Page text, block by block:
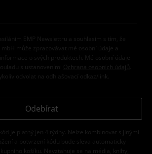
EMP Newslettru a souhlasím s tím, že
mbH může zpracovávat mé osobní údaje a
o svých produktech. Mé osobní údaje
s ustanoveními
Ochrana osobních údajů
odvolat na odhlašovací odkaz/link.
Odebírat
je platný jen 4 týdny. Nelze kombinovat s jinými
a potvrzení kódu bude sleva automaticky
košíku. Nevztahuje se na média, knihy,